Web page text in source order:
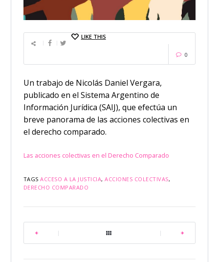
LIKE THIS
0
Un trabajo de Nicolás Daniel Vergara,
publicado en el Sistema Argentino de
Información Jurídica (SAIJ), que efectúa un
breve panorama de las acciones colectivas en
el derecho comparado.
Las acciones colectivas en el Derecho Comparado
TAGSACCESO A LA JUSTICIA,ACCIONES COLECTIVAS,
DERECHO COMPARADO
| |